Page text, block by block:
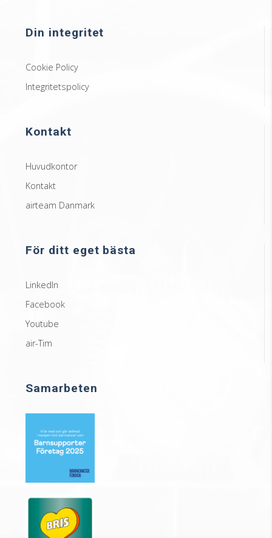
Din integritet
Cookie Policy
Integritetspolicy
Kontakt
Huvudkontor
Kontakt
airteam Danmark
För ditt eget bästa
LinkedIn
Facebook
Youtube
air-Tim
Samarbeten